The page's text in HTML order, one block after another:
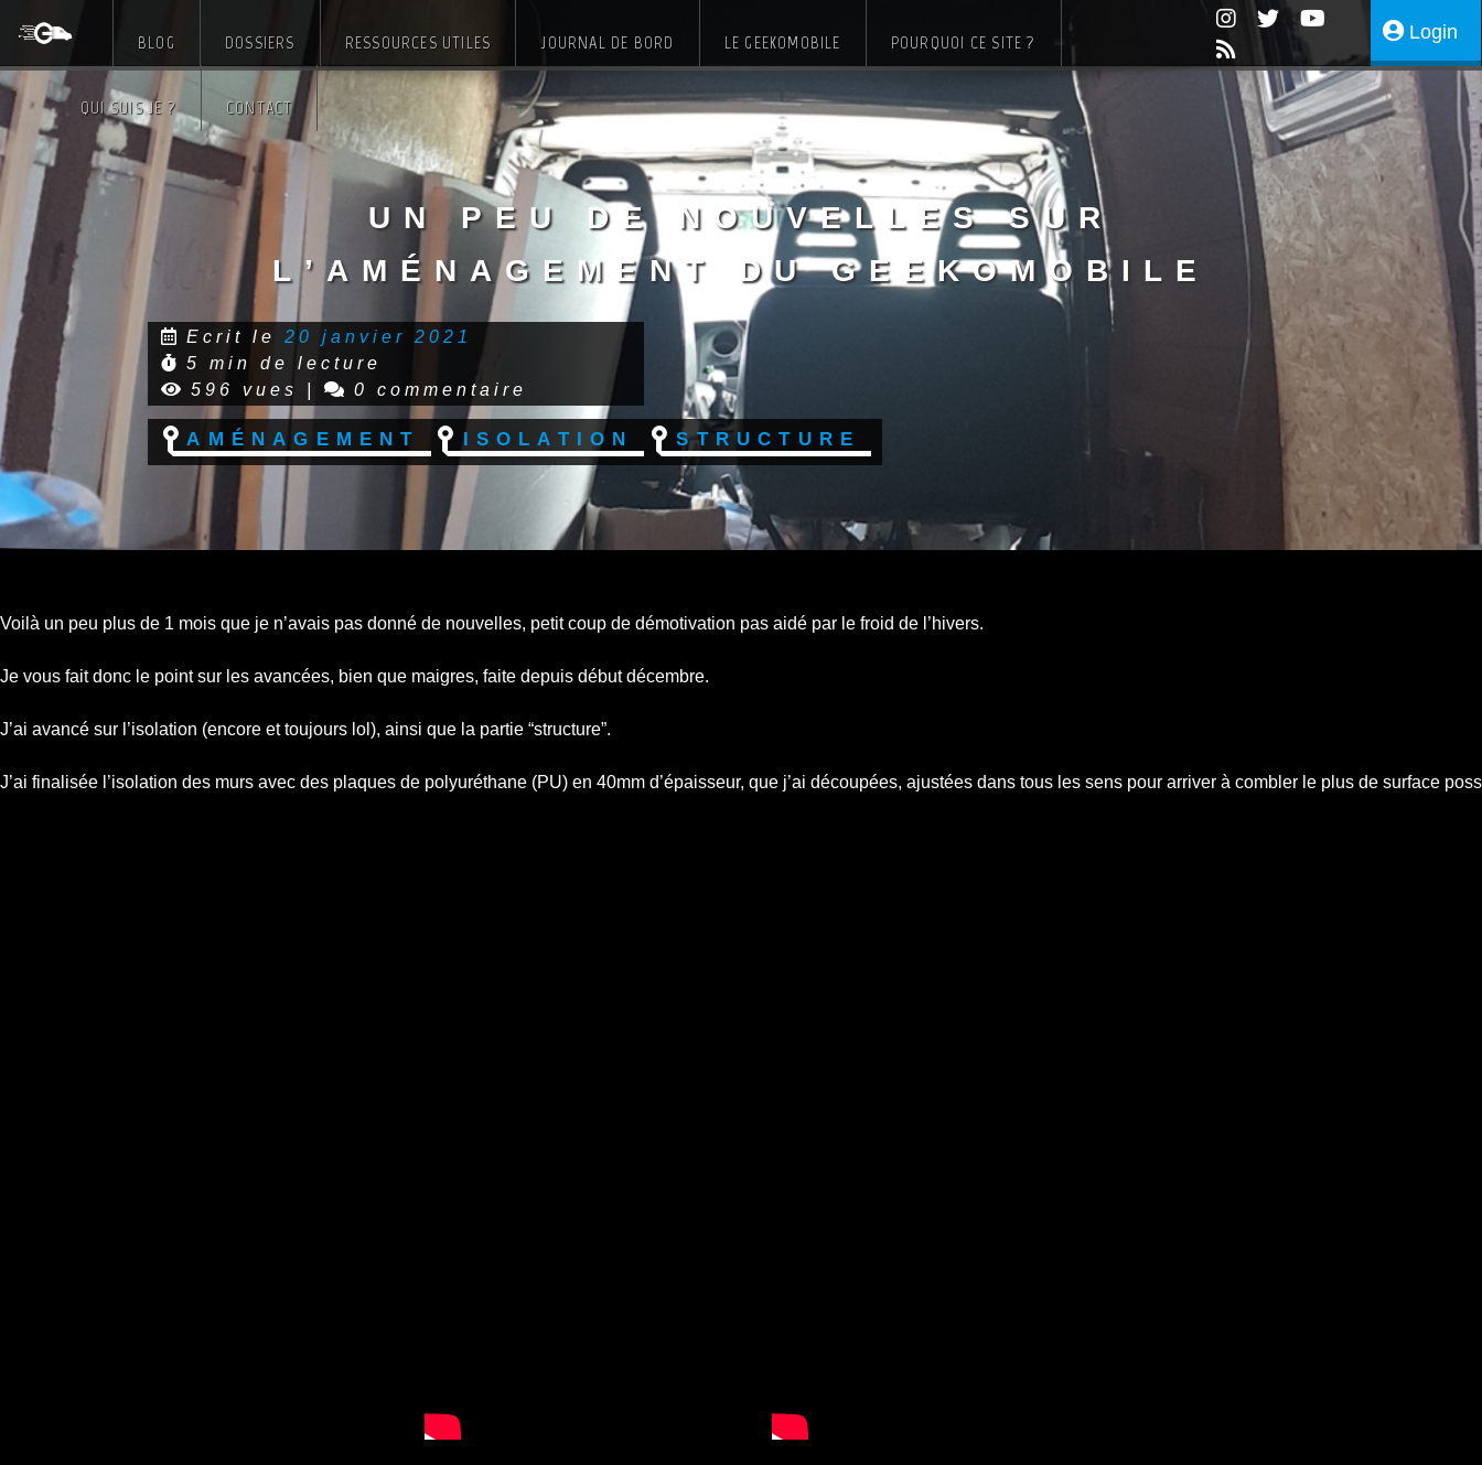
BLOG DOSSIERS RESSOURCES UTILES JOURNAL DE BORD LE GEEKOMOBILE POURQUOI CE SITE ?
QUI SUIS JE ? CONTACT
Login
Skip
to
content
Aménagement Isolation Structure
Un peu de nouvelles sur
l’aménagement du Geekomobile
Ecrit le20 janvier 2021
5 min de lecture
596 vues
0 commentaire
Voilà un peu plus de 1 mois que je n’avais pas donné de nouvelles, petit coup de démotivation pas aidé par le froid de l’hivers.
Je vous fait donc le point sur les avancées, bien que maigres, faite depuis début décembre.
J’ai avancé sur l’isolation (encore et toujours lol), ainsi que la partie “structure”.
J’ai finalisée l’isolation des murs avec des plaques de polyuréthane (PU) en 40mm d’épaisseur, que j’ai découpées, ajustées dans tous les sens pour arriver à combler le plus de surface